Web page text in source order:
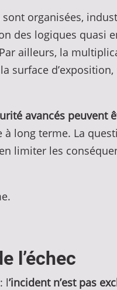
organisées,
des logiques quasi
ailleurs, la
avancés peuvent
long terme. La
limiter les
l’échec
l’incident n’est pas